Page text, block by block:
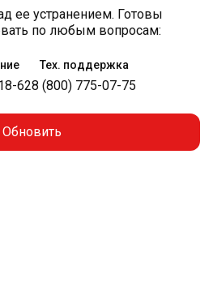
ее устранением. Готовы
по любым вопросам:
62
Тех. поддержка
8 (800) 775-07-75
Обновить